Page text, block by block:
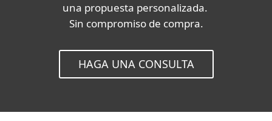
una propuesta personalizada.
Sin compromiso de compra.
HAGA UNA CONSULTA